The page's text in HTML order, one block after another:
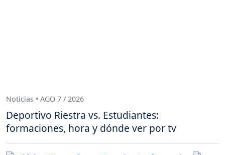
Noticias • AGO 7 / 2026
Deportivo Riestra vs. Estudiantes:
formaciones, hora y dónde ver por tv